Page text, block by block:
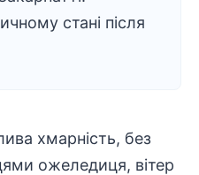
стані після
хмарність, без
ожеледиця, вітер